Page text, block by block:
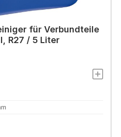
für Verbundteile
R27 / 5 Liter